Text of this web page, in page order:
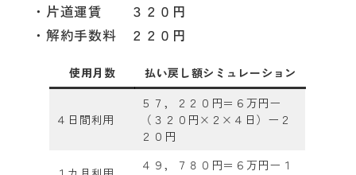
・片道運賃 ３２０円
・解約手数料 ２２０円
使用月数 払い戻し額シミュレーション
４日間利用
５７，２２０円＝６万円ー
（３２０円×２×４日）ー２
２０円
４９，７８０円＝６万円ー１